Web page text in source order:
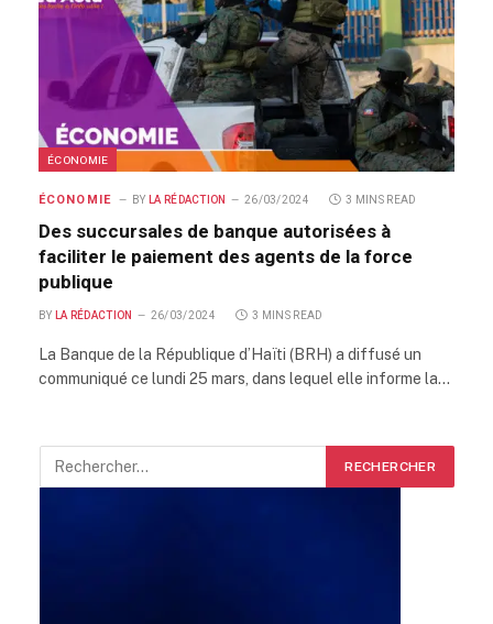
ÉCONOMIE
ÉCONOMIE BY LA RÉDACTION 26/03/2024 3 MINS READ
Des succursales de banque autorisées à
faciliter le paiement des agents de la force
publique
BY LA RÉDACTION 26/03/2024 3 MINS READ
La Banque de la République d’Haïti (BRH) a diffusé un
communiqué ce lundi 25 mars, dans lequel elle informe la…